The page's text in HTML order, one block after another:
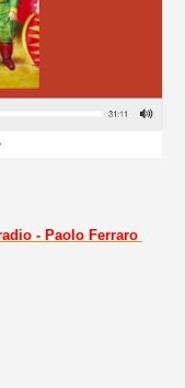
- Paolo Ferraro